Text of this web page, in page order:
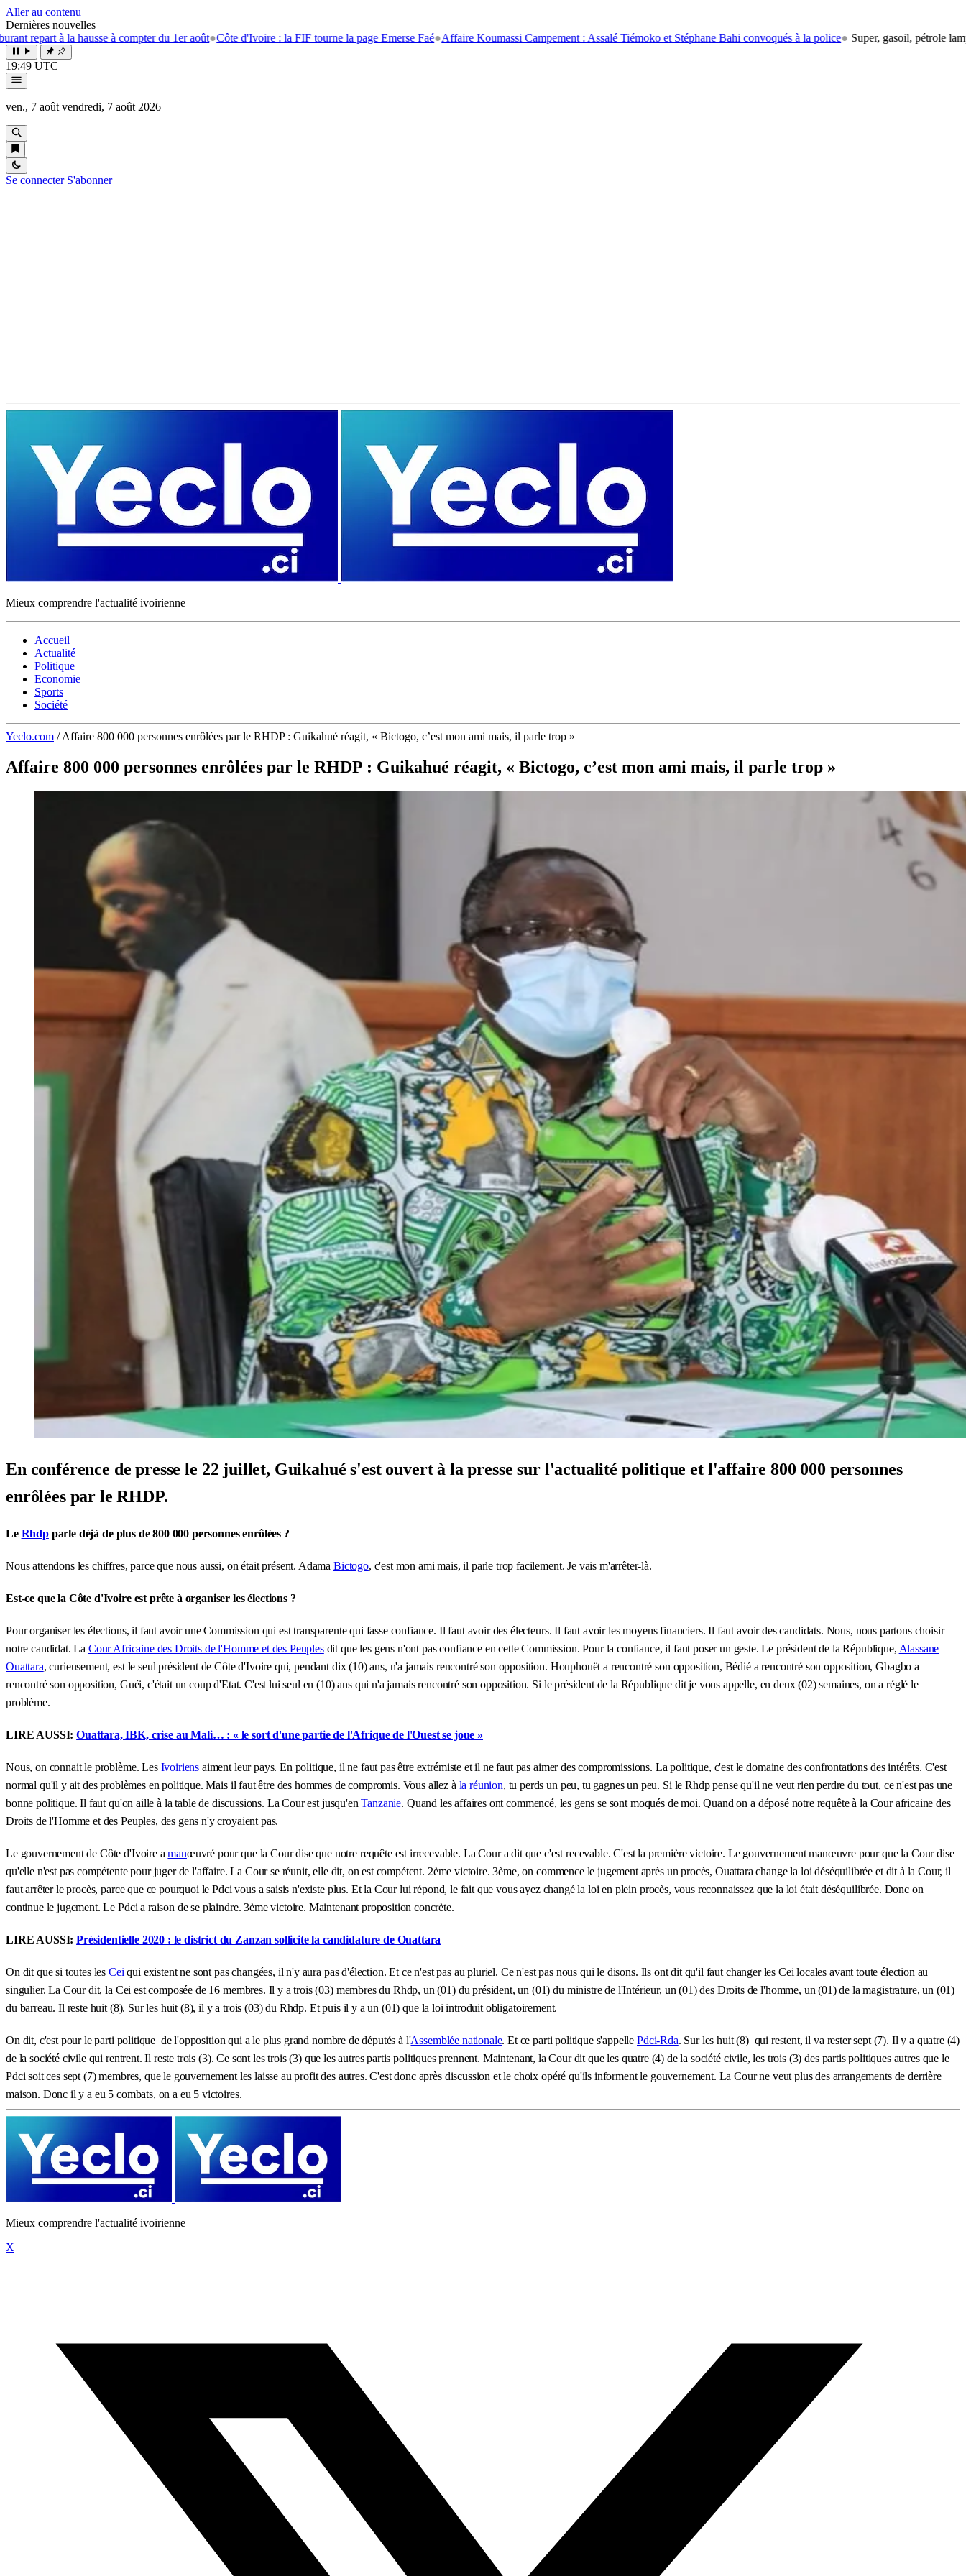
Aller au contenu
Dernières nouvelles
à la hausse à compter du 1er août●Côte d'Ivoire : la FIF tourne la page Emerse Faé●Affaire Koumassi Campement : Assalé Tiémoko et Stéphane Bahi convoqués à la police● Super, gasoil, pétrole lampant:
19:49 UTC
ven., 7 août vendredi, 7 août 2026
Se connecter S'abonner
Mieux comprendre l'actualité ivoirienne
Accueil
Actualité
Politique
Economie
Sports
Société
Yeclo.com / Affaire 800 000 personnes enrôlées par le RHDP : Guikahué réagit, « Bictogo, c’est mon ami mais, il parle trop »
Affaire 800 000 personnes enrôlées par le RHDP : Guikahué réagit, « Bictogo, c’est mon ami mais, il parle trop »
En conférence de presse le 22 juillet, Guikahué s'est ouvert à la presse sur l'actualité politique et l'affaire 800 000 personnes
enrôlées par le RHDP.
Le Rhdpparle déjà de plus de 800 000 personnes enrôlées ?
Nous attendons les chiffres, parce que nous aussi, on était présent. Adama Bictogo, c'est mon ami mais, il parle trop facilement. Je vais m'arrêter-là.
Est-ce que la Côte d'Ivoire est prête à organiser les élections ?
Pour organiser les élections, il faut avoir une Commission qui est transparente qui fasse confiance. Il faut avoir des électeurs. Il faut avoir les moyens financiers. Il faut avoir des candidats. Nous, nous partons choisir
notre candidat. La Cour Africaine des Droits de l'Homme et des Peuplesdit que les gens n'ont pas confiance en cette Commission. Pour la confiance, il faut poser un geste. Le président de la République, Alassane
Ouattara, curieusement, est le seul président de Côte d'Ivoire qui, pendant dix (10) ans, n'a jamais rencontré son opposition. Houphouët a rencontré son opposition, Bédié a rencontré son opposition, Gbagbo a
rencontré son opposition, Guéi, c'était un coup d'Etat. C'est lui seul en (10) ans qui n'a jamais rencontré son opposition. Si le président de la République dit je vous appelle, en deux (02) semaines, on a réglé le
problème.
LIRE AUSSI:Ouattara, IBK, crise au Mali… : « le sort d'une partie de l'Afrique de l'Ouest se joue »
Nous, on connait le problème. Les Ivoiriens aiment leur pays. En politique, il ne faut pas être extrémiste et il ne faut pas aimer des compromissions. La politique, c'est le domaine des confrontations des intérêts. C'est
normal qu'il y ait des problèmes en politique. Mais il faut être des hommes de compromis. Vous allez à la réunion, tu perds un peu, tu gagnes un peu. Si le Rhdp pense qu'il ne veut rien perdre du tout, ce n'est pas une
bonne politique. Il faut qu'on aille à la table de discussions. La Cour est jusqu'enTanzanie. Quand les affaires ont commencé, les gens se sont moqués de moi. Quand on a déposé notre requête à la Cour africaine des
Droits de l'Homme et des Peuples, des gens n'y croyaient pas.
Le gouvernement de Côte d'Ivoire amanœuvré pour que la Cour dise que notre requête est irrecevable. La Cour a dit que c'est recevable. C'est la première victoire. Le gouvernement manœuvre pour que la Cour dise
qu'elle n'est pas compétente pour juger de l'affaire. La Cour se réunit, elle dit, on est compétent. 2ème victoire. 3ème, on commence le jugement après un procès, Ouattara change la loi déséquilibrée et dit à la Cour, il
faut arrêter le procès, parce que ce pourquoi le Pdci vous a saisis n'existe plus. Et la Cour lui répond, le fait que vous ayez changé la loi en plein procès, vous reconnaissez que la loi était déséquilibrée. Donc on
continue le jugement. Le Pdci a raison de se plaindre. 3ème victoire. Maintenant proposition concrète.
LIRE AUSSI:Présidentielle 2020 : le district du Zanzan sollicite la candidature de Ouattara
On dit que si toutes les Cei qui existent ne sont pas changées, il n'y aura pas d'élection. Et ce n'est pas au pluriel. Ce n'est pas nous qui le disons. Ils ont dit qu'il faut changer les Cei locales avant toute élection au
singulier. La Cour dit, la Cei est composée de 16 membres. Il y a trois (03) membres du Rhdp, un (01) du président, un (01) du ministre de l'Intérieur, un (01) des Droits de l'homme, un (01) de la magistrature, un (01)
du barreau. Il reste huit (8). Sur les huit (8), il y a trois (03) du Rhdp. Et puis il y a un (01) que la loi introduit obligatoirement.
On dit, c'est pour le parti politique de l'opposition qui a le plus grand nombre de députés à l'Assemblée nationale. Et ce parti politique s'appellePdci-Rda. Sur les huit (8) qui restent, il va rester sept (7). Il y a quatre (4)
de la société civile qui rentrent. Il reste trois (3). Ce sont les trois (3) que les autres partis politiques prennent. Maintenant, la Cour dit que les quatre (4) de la société civile, les trois (3) des partis politiques autres que le
Pdci soit ces sept (7) membres, que le gouvernement les laisse au profit des autres. C'est donc après discussion et le choix opéré qu'ils informent le gouvernement. La Cour ne veut plus des arrangements de derrière
maison. Donc il y a eu 5 combats, on a eu 5 victoires.
Mieux comprendre l'actualité ivoirienne
X